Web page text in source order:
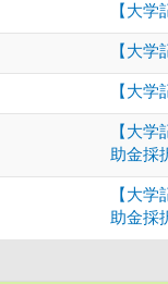
【大
【大
【大
【大
助金採
【大
助金採